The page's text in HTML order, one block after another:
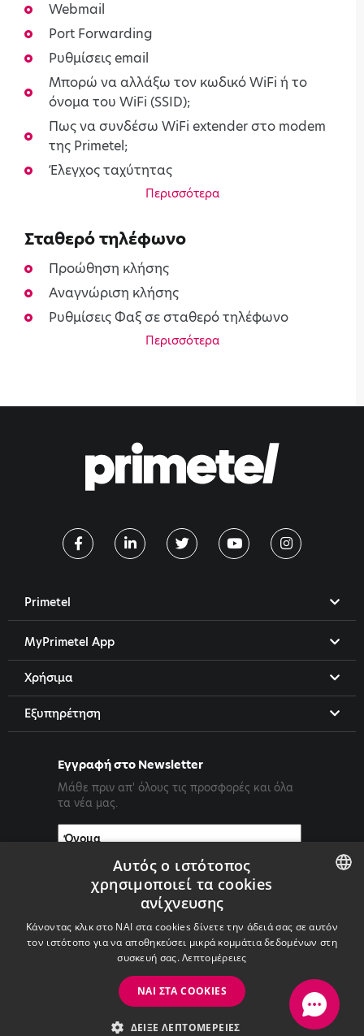
Webmail
Port Forwarding
Ρυθμίσεις email
Μπορώ να αλλάξω τον κωδικό WiFi ή το
όνομα του WiFi (SSID);
Πως να συνδέσω WiFi extender στο modem
της Primetel;
Έλεγχος ταχύτητας
Περισσότερα
Σταθερό τηλέφωνο
Προώθηση κλήσης
Αναγνώριση κλήσης
Ρυθμίσεις Φαξ σε σταθερό τηλέφωνο
Περισσότερα
Primetel
MyPrimetel App
Χρήσιμα
Εξυπηρέτηση
Εγγραφή στο Newsletter
Μάθε πριν απ' όλους τις προσφορές και όλα
τα νέα μας.
Copyright ©2026 PrimeTel PLC
GREEK
Αυτός ο ιστότοπος
χρησιμοποιεί τα cookies
ανίχνευσης
Κάνοντας κλικ στο ΝΑΙ στα cookies δίνετε την άδειά σας σε αυτόν
τον ιστότοπο για να αποθηκεύσει μικρά κομμάτια δεδομένων στη
συσκευή σας.Λεπτομέρειες
ΝΑΙ ΣΤΑ COOKIES
ΔΕΊΞΕ ΛΕΠΤΟΜΈΡΕΙΕΣ